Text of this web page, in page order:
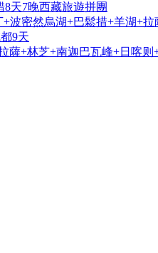
天7晚西藏旅遊拼團
波密然烏湖+巴鬆措+羊湖+拉
9天
薩+林芝+南迦巴瓦峰+日喀